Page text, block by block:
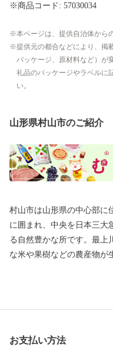
※商品コード: 57030034
本ページは、提供自治体から
提供元の都合などにより、掲
パッケージ、原材料など）が
礼品のパッケージやラベルに
い。
山形県村山市のご紹介
村山市は山形県の中心部に
に囲まれ、中央を日本三大
る自然豊かな所です。最上
な米や果樹などの農産物が
らやま徳内まつり」には毎
村山市はふるさと納税の基
お支払い方法